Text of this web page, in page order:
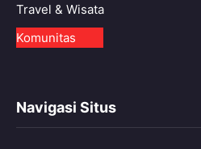
Travel & Wisata
Komunitas
Navigasi Situs